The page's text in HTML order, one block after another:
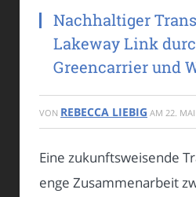
Nachhaltiger
Lakeway Link
Greencarrier und
VON REBECCA LIEBIG AM 22.
Eine zukunftsweisende
enge Zusammenarbeit